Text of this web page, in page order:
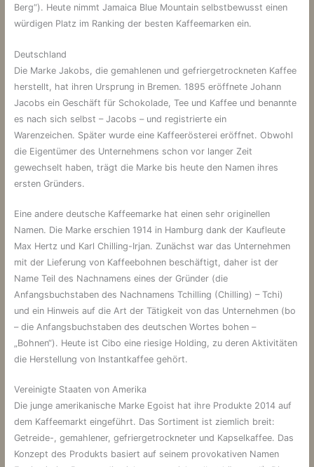
Berg“). Heute nimmt Jamaica Blue Mountain selbstbewusst einen
würdigen Platz im Ranking der besten Kaffeemarken ein.
Deutschland
Die Marke Jakobs, die gemahlenen und gefriergetrockneten Kaffee
herstellt, hat ihren Ursprung in Bremen. 1895 eröffnete Johann
Jacobs ein Geschäft für Schokolade, Tee und Kaffee und benannte
es nach sich selbst – Jacobs – und registrierte ein
Warenzeichen. Später wurde eine Kaffeerösterei eröffnet. Obwohl
die Eigentümer des Unternehmens schon vor langer Zeit
gewechselt haben, trägt die Marke bis heute den Namen ihres
ersten Gründers.
Eine andere deutsche Kaffeemarke hat einen sehr originellen
Namen. Die Marke erschien 1914 in Hamburg dank der Kaufleute
Max Hertz und Karl Chilling-Irjan. Zunächst war das Unternehmen
mit der Lieferung von Kaffeebohnen beschäftigt, daher ist der
Name Teil des Nachnamens eines der Gründer (die
Anfangsbuchstaben des Nachnamens Tchilling (Chilling) – Tchi)
und ein Hinweis auf die Art der Tätigkeit von das Unternehmen (bo
– die Anfangsbuchstaben des deutschen Wortes bohen –
„Bohnen“). Heute ist Cibo eine riesige Holding, zu deren Aktivitäten
die Herstellung von Instantkaffee gehört.
Vereinigte Staaten von Amerika
Die junge amerikanische Marke Egoist hat ihre Produkte 2014 auf
dem Kaffeemarkt eingeführt. Das Sortiment ist ziemlich breit:
Getreide-, gemahlener, gefriergetrockneter und Kapselkaffee. Das
Konzept des Produkts basiert auf seinem provokativen Namen